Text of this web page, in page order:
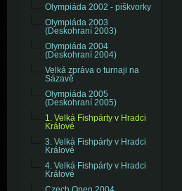
Olympiáda 2002 - piškvorky
Olympiáda 2003
(Deskohraní 2003)
Olympiáda 2004
(Deskohraní 2004)
Velká zpráva o turnaji na
Sázavě
Olympiáda 2005
(Deskohraní 2005)
1. Velká Fishpárty v Hradci
Králové
3. Velká Fishpárty v Hradci
Králové
4. Velká Fishpárty v Hradci
Králové